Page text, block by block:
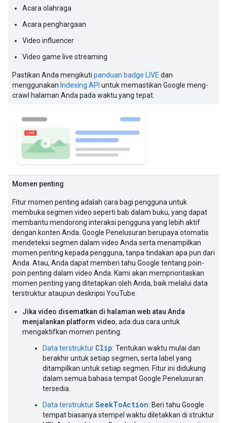
Acara olahraga
Acara penghargaan
Video influencer
Video game live streaming
Pastikan Anda mengikuti panduan badge LIVE dan
menggunakan Indexing API untuk memastikan Google meng-
crawl halaman Anda pada waktu yang tepat.
Momen penting
Fitur momen penting adalah cara bagi pengguna untuk
membuka segmen video seperti bab dalam buku, yang dapat
membantu mendorong interaksi pengguna yang lebih aktif
dengan konten Anda. Google Penelusuran berupaya otomatis
mendeteksi segmen dalam video Anda serta menampilkan
momen penting kepada pengguna, tanpa tindakan apa pun dari
Anda. Atau, Anda dapat memberi tahu Google tentang poin-
poin penting dalam video Anda. Kami akan memprioritaskan
momen penting yang ditetapkan oleh Anda, baik melalui data
terstruktur ataupun deskripsi YouTube.
Jika video disematkan di halaman web atau Anda
menjalankan platform video, ada dua cara untuk
mengaktifkan momen penting:
Data terstruktur Clip: Tentukan waktu mulai dan
berakhir untuk setiap segmen, serta label yang
ditampilkan untuk setiap segmen. Fitur ini didukung
dalam semua bahasa tempat Google Penelusuran
tersedia.
Data terstrukturSeekToAction: Beri tahu Google
tempat biasanya stempel waktu diletakkan di struktur